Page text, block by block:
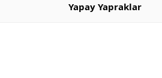
Yapay Yapraklar